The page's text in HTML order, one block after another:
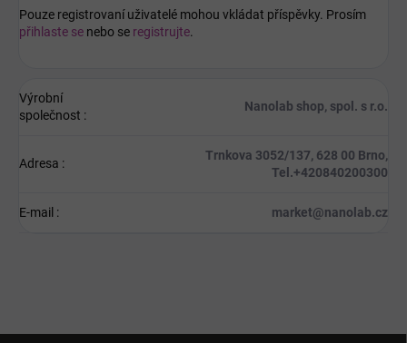
Pouze registrovaní uživatelé mohou vkládat příspěvky. Prosím
přihlaste se nebo se registrujte.
Výrobní
společnost :
Nanolab shop, spol. s r.o.
Adresa :
Trnkova 3052/137, 628 00 Brno,
Tel.+420840200300
E-mail : market@nanolab.cz